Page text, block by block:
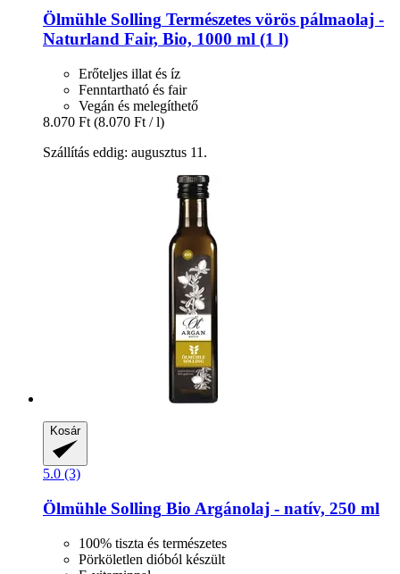
Ölmühle Solling Természetes vörös pálmaolaj -​
Naturland Fair, Bio, 1000 ml (1 l)
Erőteljes illat és íz
Fenntartható és fair
Vegán és melegíthető
8.070 Ft (8.070 Ft / l)
Szállítás eddig: augusztus 11.
Kosár
5.0 (3)
Ölmühle Solling Bio Argánolaj -​ natív, 250 ml
100% tiszta és természetes
Pörköletlen dióból készült